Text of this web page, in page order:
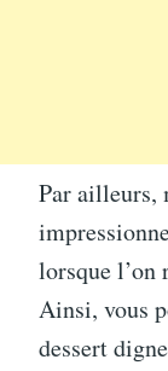
Par ailleurs,
lorsque l’on
Ainsi, vous
dessert